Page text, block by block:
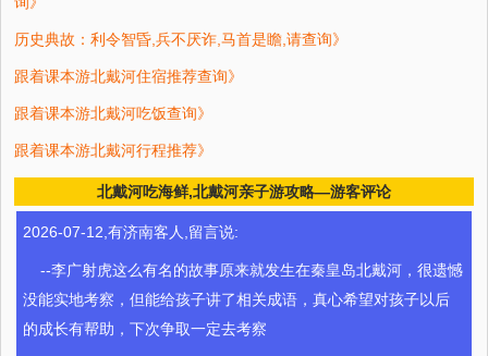
历史典故：利令智昏,兵不厌诈,马首是瞻,请查询》
跟着课本游北戴河住宿推荐查询》
跟着课本游北戴河吃饭查询》
跟着课本游北戴河行程推荐》
北戴河吃海鲜,北戴河亲子游攻略—游客评论
2026-07-12,有济南客人,留言说:
--李广射虎这么有名的故事原来就发生在秦皇岛北戴河，很遗憾
没能实地考察，但能给孩子讲了相关成语，真心希望对孩子以后
的成长有帮助，下次争取一定去考察